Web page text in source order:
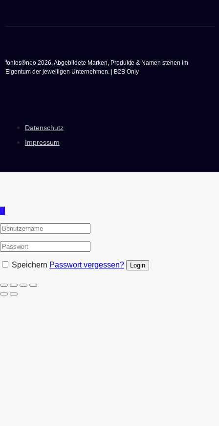
fonlos®neo 2026. Abgebildete Marken, Produkte & Namen stehen im
Eigentum der jeweiligen Unternehmen. | B2B Only
Datenschutz
Impressum
Speichern Passwort vergessen?